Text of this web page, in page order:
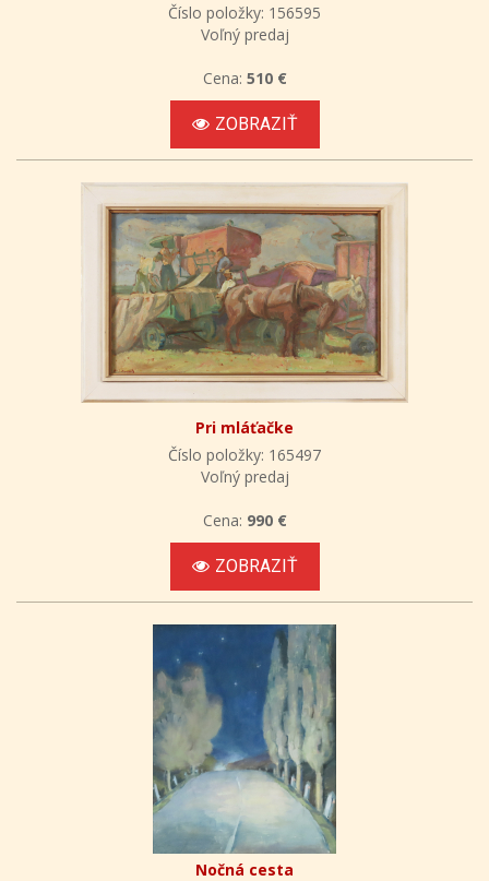
Číslo položky: 156595
Voľný predaj
Cena: 510 €
ZOBRAZIŤ
Pri mláťačke
Číslo položky: 165497
Voľný predaj
Cena: 990 €
ZOBRAZIŤ
Nočná cesta